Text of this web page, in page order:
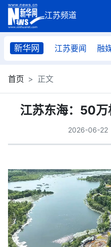
新华网 江苏要闻 融
首页 正文
江苏东海：50
2026-06-22